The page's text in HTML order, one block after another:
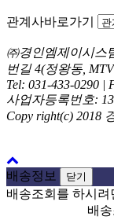
관계사바로가기
㈜경인엠제이시스
번길 4(정왕동,
Tel: 031-433-0290 |
사업자등록번호:
Copy right(c) 2018
배송정보 닫기
배송조회를 하시
배송